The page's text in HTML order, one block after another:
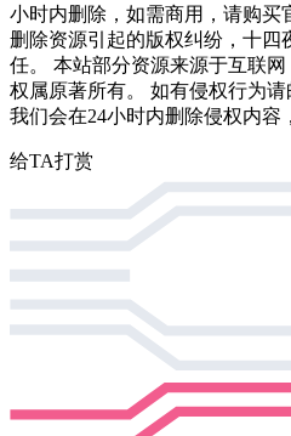
小时内删除，如需商用，请购买
删除资源引起的版权纠纷，十四
任。 本站部分资源来源于互联
权属原著所有。 如有侵权行为请
我们会在24小时内删除侵权内容
给TA打赏